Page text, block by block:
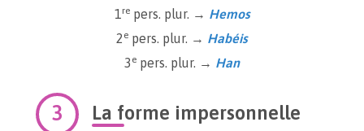
1repers. plur. → Hemos
2 e pers. plur. → Habéis
3 e pers. plur. → Han
La forme impersonnelle